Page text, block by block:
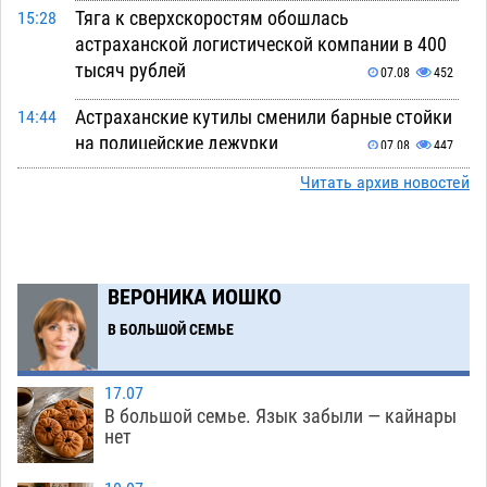
15:28
Тяга к сверхскоростям обошлась
астраханской логистической компании в 400
тысяч рублей
07.08 452
14:44
Астраханские кутилы сменили барные стойки
на полицейские дежурки
07.08 447
С 11 августа астраханские водоемы
13:29
Астраханский аэропорт попробует отбиться
от ворон в апелляционном суде
12:53
Астраханские археологи откопали древнюю
помойку
11:58
В Астрахани подросток угнал мотоцикл и
похитил чужие мобильник с банковскими
Читать архив новостей
ВЕРОНИКА ИОШКО
В БОЛЬШОЙ СЕМЬЕ
17.07
В большой семье. Язык забыли — кайнары
нет